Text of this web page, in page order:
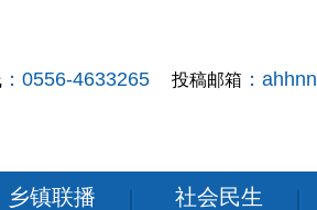
：0556-4633265 投稿邮箱 ：
乡镇联播
社会民生